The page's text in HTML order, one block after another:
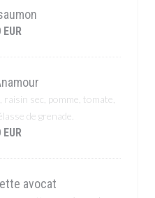
sec, pomme, tomate,
de grenade.
avocat